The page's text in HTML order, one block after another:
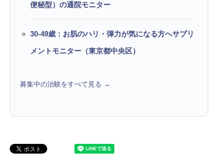
便秘型）の通院モニター
30-49歳：お肌のハリ・弾力が気になる方へサプリ
メントモニター（東京都中央区）
募集中の治験をすべて見る →